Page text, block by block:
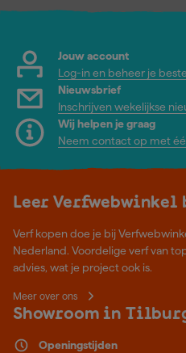
Jouw account
Log-in en beheer je
Nieuwsbrief
Inschrijven wekelijkse
Wij helpen je graag
Neem contact op met
Leer Verfwebwinkel
Verf kopen doe je bij
Nederland. Voordelige verf van
advies, wat je project ook is.
Meer over ons
Showroom in
Openingstijden